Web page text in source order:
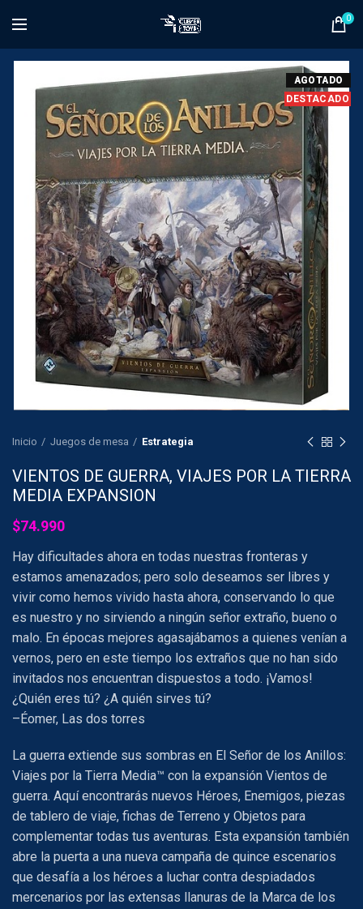
0
AGOTADO
DESTACADO
Inicio Juegos de mesa Estrategia
VIENTOS DE GUERRA, VIAJES POR LA TIERRA
MEDIA EXPANSION
$74.990
Hay dificultades ahora en todas nuestras fronteras y
estamos amenazados; pero solo deseamos ser libres y
vivir como hemos vivido hasta ahora, conservando lo que
es nuestro y no sirviendo a ningún señor extraño, bueno o
malo. En épocas mejores agasajábamos a quienes venían a
vernos, pero en este tiempo los extraños que no han sido
invitados nos encuentran dispuestos a todo. ¡Vamos!
¿Quién eres tú? ¿A quién sirves tú?
–Éomer, Las dos torres
La guerra extiende sus sombras en El Señor de los Anillos:
Viajes por la Tierra Media™ con la expansión Vientos de
guerra. Aquí encontrarás nuevos Héroes, Enemigos, piezas
de tablero de viaje, fichas de Terreno y Objetos para
complementar todas tus aventuras. Esta expansión también
abre la puerta a una nueva campaña de quince escenarios
que desafía a los héroes a luchar contra despiadados
mercenarios por las extensas llanuras de la Marca de los